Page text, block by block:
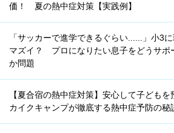
価！ 夏の熱中症対策【実践例】
「サッカーで進学できるぐらい......」小3
マズイ？ プロになりたい息子をどうサポ
か問題
【夏合宿の熱中症対策】安心して子ども
カイクキャンプが徹底する熱中症予防の秘